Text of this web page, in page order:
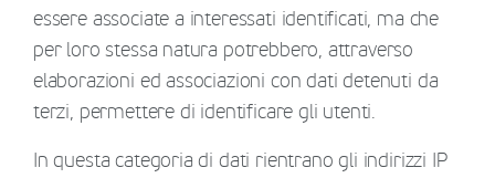
essere associate a interessati identificati, ma che
per loro stessa natura potrebbero, attraverso
elaborazioni ed associazioni con dati detenuti da
terzi, permettere di identificare gli utenti.
In questa categoria di dati rientrano gli indirizzi IP